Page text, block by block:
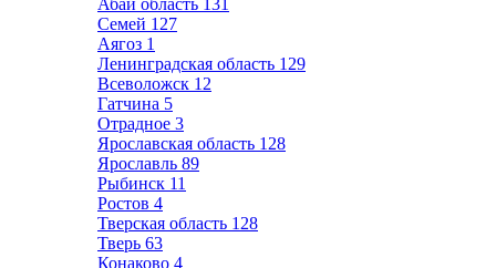
Абай область 131
Семей 127
Аягоз 1
Ленинградская область 129
Всеволожск 12
Гатчина 5
Отрадное 3
Ярославская область 128
Ярославль 89
Рыбинск 11
Ростов 4
Тверская область 128
Тверь 63
Конаково 4